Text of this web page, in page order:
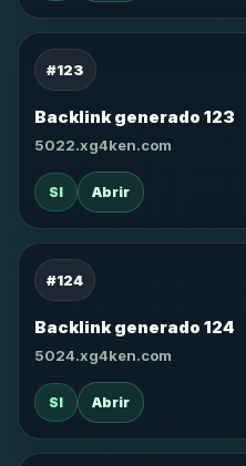
#123
Backlink generado 123
5022.xg4ken.com
SI Abrir
#124
Backlink generado 124
5024.xg4ken.com
SI Abrir